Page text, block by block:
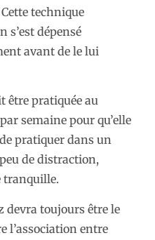
technique
s’est dépensé
avant de le lui
être pratiquée au
semaine pour qu’elle
pratiquer dans un
de distraction,
tranquille.
devra toujours être le
l’association entre